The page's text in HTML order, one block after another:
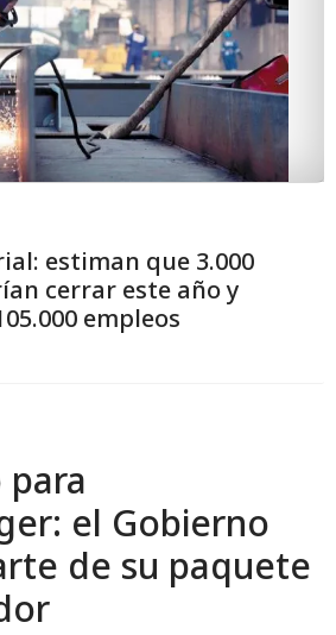
estiman que 3.000
cerrar este año y
empleos
el Gobierno
de su paquete